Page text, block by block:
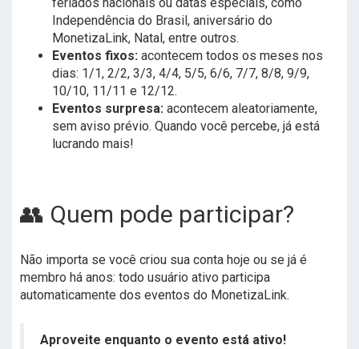
Independência do Brasil, aniversário do
MonetizaLink, Natal, entre outros.
Eventos fixos: acontecem todos os meses nos
dias: 1/1, 2/2, 3/3, 4/4, 5/5, 6/6, 7/7, 8/8, 9/9,
10/10, 11/11 e 12/12.
Eventos surpresa: acontecem aleatoriamente,
sem aviso prévio. Quando você percebe, já está
lucrando mais!
👥 Quem pode participar?
Não importa se você criou sua conta hoje ou se já é
membro há anos: todo usuário ativo participa
automaticamente dos eventos do MonetizaLink.
Aproveite enquanto o evento está ativo!